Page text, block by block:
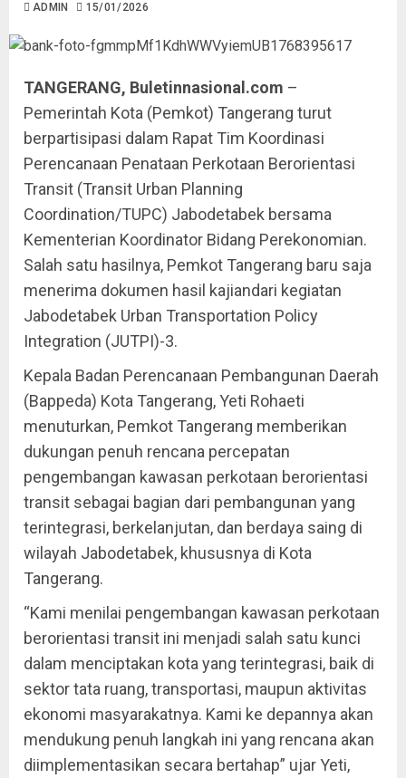
ADMIN 15/01/2026
TANGERANG, Buletinnasional.com –
Pemerintah Kota (Pemkot) Tangerang turut
berpartisipasi dalam Rapat Tim Koordinasi
Perencanaan Penataan Perkotaan Berorientasi
Transit (Transit Urban Planning
Coordination/TUPC) Jabodetabek bersama
Kementerian Koordinator Bidang Perekonomian.
Salah satu hasilnya, Pemkot Tangerang baru saja
menerima dokumen hasil kajiandari kegiatan
Jabodetabek Urban Transportation Policy
Integration (JUTPI)-3.
Kepala Badan Perencanaan Pembangunan Daerah
(Bappeda) Kota Tangerang, Yeti Rohaeti
menuturkan, Pemkot Tangerang memberikan
dukungan penuh rencana percepatan
pengembangan kawasan perkotaan berorientasi
transit sebagai bagian dari pembangunan yang
terintegrasi, berkelanjutan, dan berdaya saing di
wilayah Jabodetabek, khususnya di Kota
Tangerang.
“Kami menilai pengembangan kawasan perkotaan
berorientasi transit ini menjadi salah satu kunci
dalam menciptakan kota yang terintegrasi, baik di
sektor tata ruang, transportasi, maupun aktivitas
ekonomi masyarakatnya. Kami ke depannya akan
mendukung penuh langkah ini yang rencana akan
diimplementasikan secara bertahap” ujar Yeti,